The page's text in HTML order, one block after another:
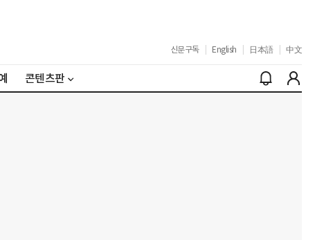
신문구독 English 日本語 中文
콘텐츠판